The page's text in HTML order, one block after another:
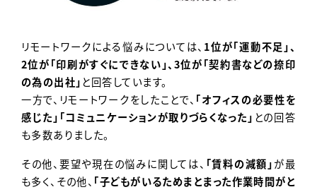
リモートワークによる悩みについては、 1位が「運動不足」、
2位が「印刷がすぐにできない」、3位が「契約書などの捺印
の為の出社」 と回答しています。
一方で、リモートワークをしたことで、 「オフィスの必要性を
感じた」「コミュニケーションが取りづらくなった」 との回答
も多数ありました。
その他、要望や現在の悩みに関しては、 「賃料の減額」が最
も多く、その他、 「子どもがいるためまとまった作業時間がと